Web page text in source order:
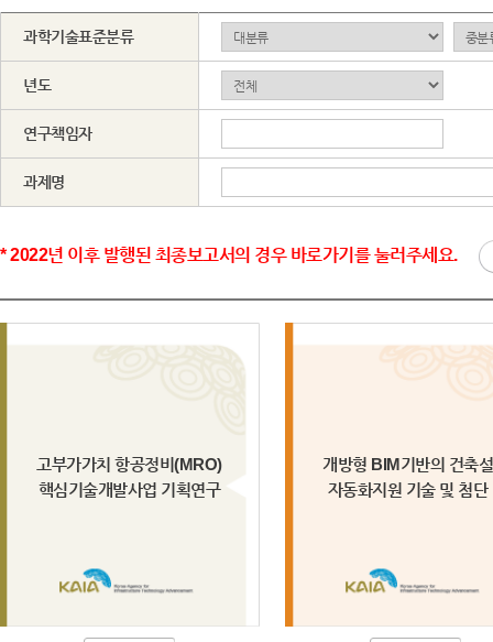
과학기술표준분류
년도
연구책임자
과제명
* 2022년 이후 발행된 최종보고서의 경우 바로가기를 눌러주세요.
고부가가치 항공정비(MRO)
핵심기술개발사업 기획연구
개방형 BIM기반의 건축
자동화지원 기술 및 첨단